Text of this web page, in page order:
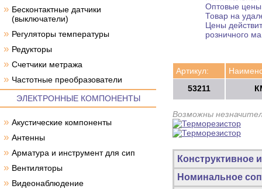
» Бесконтактные датчики
(выключатели)
» Регуляторы температуры
» Редукторы
» Счетчики метража
» Частотные преобразователи
ЭЛЕКТРОННЫЕ КОМПОНЕНТЫ
» Акустические компоненты
» Антенны
» Арматура и инструмент для сип
» Вентиляторы
» Видеонаблюдение
Оптовые цены
Товар на
Цены
розничного
Артикул:
53211
Возможны
Конструктивное
Номинальное